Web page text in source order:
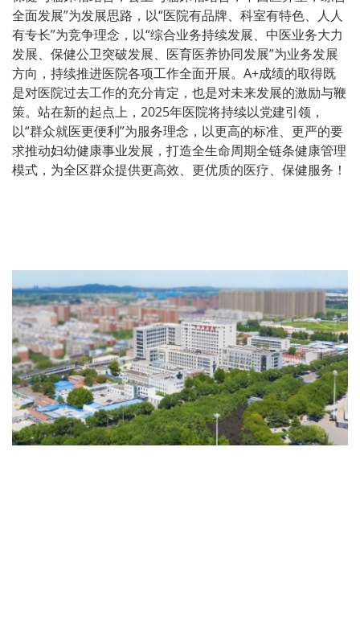
全面发展”为发展思路，以“医院有品牌、科室有特色、人人
有专长”为竞争理念，以“综合业务持续发展、中医业务大力
发展、保健公卫突破发展、医育医养协同发展”为业务发展
方向，持续推进医院各项工作全面开展。A+成绩的取得既
是对医院过去工作的充分肯定，也是对未来发展的激励与鞭
策。站在新的起点上，2025年医院将持续以党建引领，
以“群众就医更便利”为服务理念，以更高的标准、更严的要
求推动妇幼健康事业发展，打造全生命周期全链条健康管理
模式，为全区群众提供更高效、更优质的医疗、保健服务！